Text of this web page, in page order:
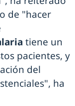
de "hacer
tiene un
pacientes, y
del
ha